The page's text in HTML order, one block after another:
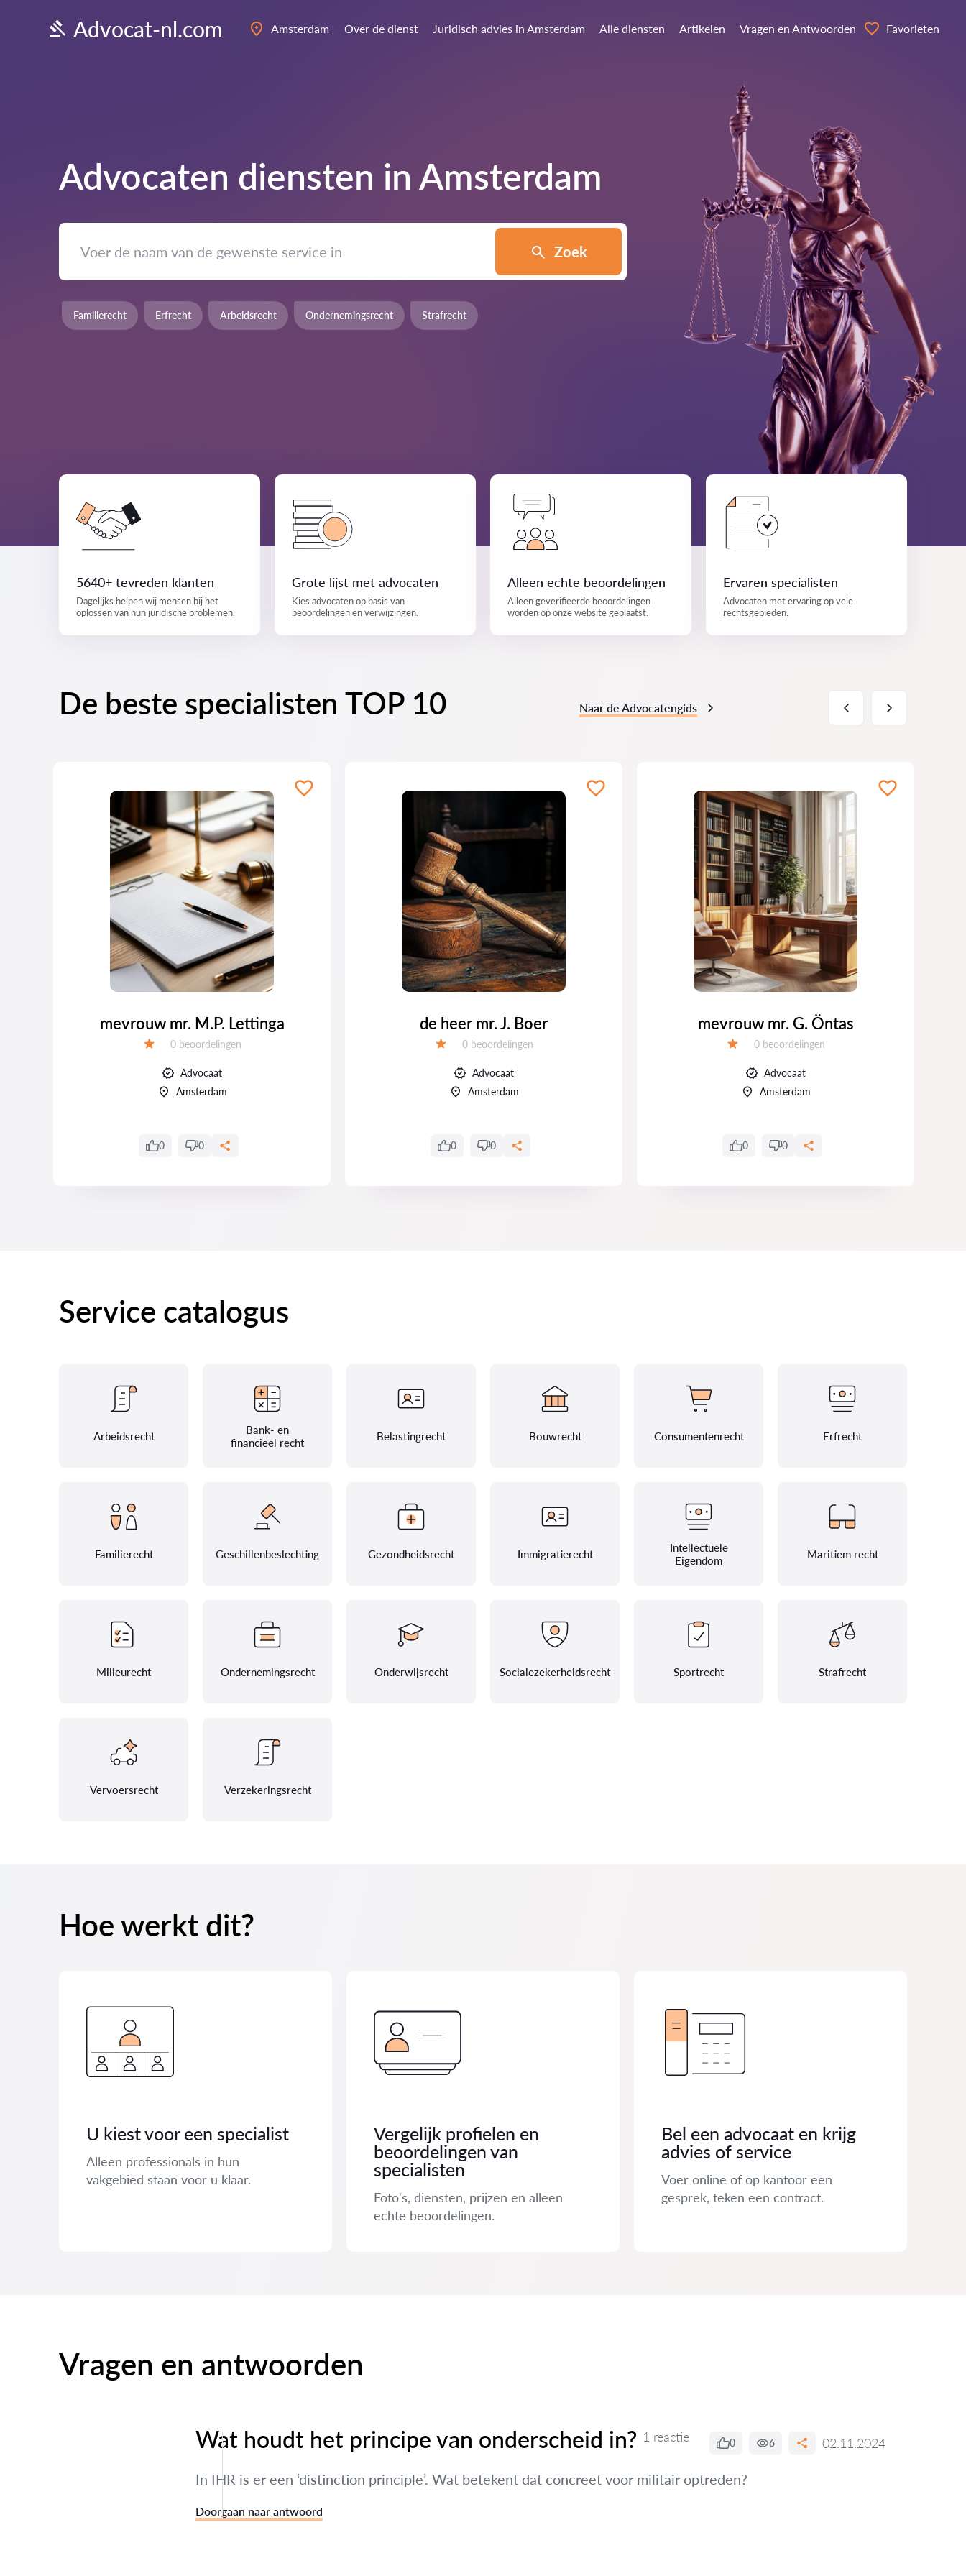
Advocat-nl.com Amsterdam Over de dienst Juridisch advies in Amsterdam Alle diensten Artikelen Vragen en Antwoorden Favorieten
Advocaten diensten in Amsterdam
Zoek
Familierecht Erfrecht Arbeidsrecht Ondernemingsrecht Strafrecht
5640+ tevreden klanten
Dagelijks helpen wij mensen bij het
oplossen van hun juridische problemen.
Grote lijst met advocaten
Kies advocaten op basis van
beoordelingen en verwijzingen.
Alleen echte beoordelingen
Alleen geverifieerde beoordelingen
worden op onze website geplaatst.
Ervaren specialisten
Advocaten met ervaring op vele
rechtsgebieden.
De beste specialisten TOP 10 Naar de Advocatengids
mevrouw mr. M.P. Lettinga
Getuigenissen:
0 beoordelingen
Advocaat
Amsterdam
0 0
de heer mr. J. Boer
Getuigenissen:
0 beoordelingen
Advocaat
Amsterdam
0 0
mevrouw mr. G. Öntas
Getuigenissen:
0 beoordelingen
Advocaat
Amsterdam
0 0
Service catalogus
Arbeidsrecht
Bank- en
financieel recht
Belastingrecht Bouwrecht Consumentenrecht Erfrecht
Familierecht Geschillenbeslechting Gezondheidsrecht Immigratierecht
Intellectuele
Eigendom
Maritiem recht
Milieurecht Ondernemingsrecht Onderwijsrecht Socialezekerheidsrecht Sportrecht Strafrecht
Vervoersrecht Verzekeringsrecht
Hoe werkt dit?
U kiest voor een specialist
Alleen professionals in hun
vakgebied staan ​​voor u klaar.
Vergelijk profielen en
beoordelingen van
specialisten
Foto's, diensten, prijzen en alleen
echte beoordelingen.
Bel een advocaat en krijg
advies of service
Voer online of op kantoor een
gesprek, teken een contract.
Vragen en antwoorden
Wat houdt het principe van onderscheid in? 1 reactie 0 6 02.11.2024
In IHR is er een ‘distinction principle’. Wat betekent dat concreet voor militair optreden?
Doorgaan naar antwoord